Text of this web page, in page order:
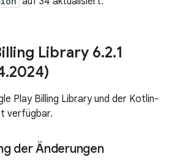
Library 6.2.1
.2024)
Play Billing Library und der Kotlin-
verfügbar.
der Änderungen